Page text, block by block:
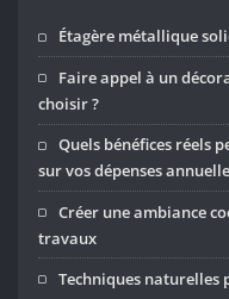
Étagère métallique
Faire appel à un
choisir ?
Quels bénéfices réels
sur vos dépenses
Créer une ambiance
travaux
Techniques